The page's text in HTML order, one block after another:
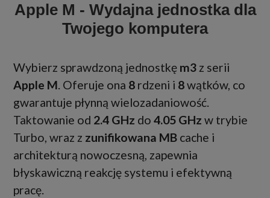
Apple M - Wydajna jednostka dla
Twojego komputera
Wybierz sprawdzoną jednostkę m3 z serii
Apple M. Oferuje ona 8 rdzeni i 8wątków, co
gwarantuje płynną wielozadaniowość.
Taktowanie od 2.4 GHz do 4.05 GHz w trybie
Turbo, wraz z zunifikowana MB cache i
architekturą nowoczesną, zapewnia
błyskawiczną reakcję systemu i efektywną
pracę.